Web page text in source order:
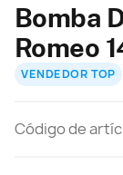
Bomba
Romeo
VENDEDOR TOP
Código de